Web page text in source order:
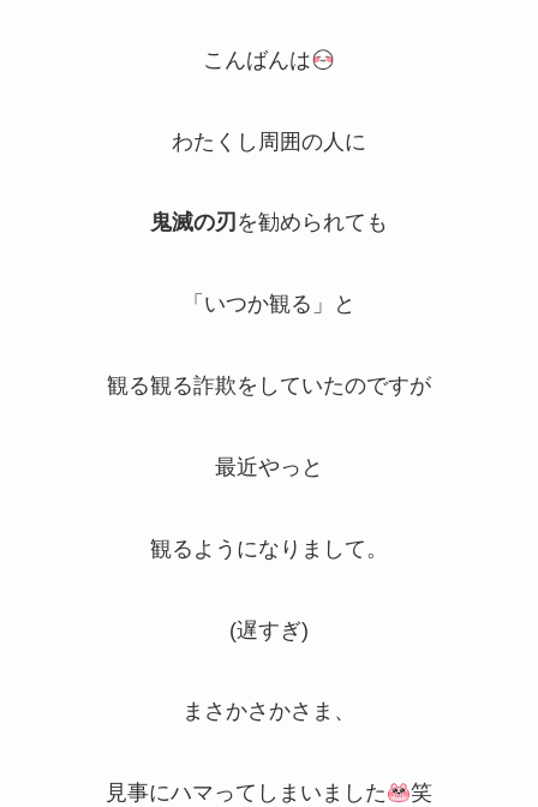
こんばんは
わたくし周囲の人に
鬼滅の刃 を勧められても
「いつか観る」と
観る観る詐欺をしていたのですが
最近やっと
観るようになりまして。
(遅すぎ)
まさかさかさま、
見事にハマってしまいました 笑